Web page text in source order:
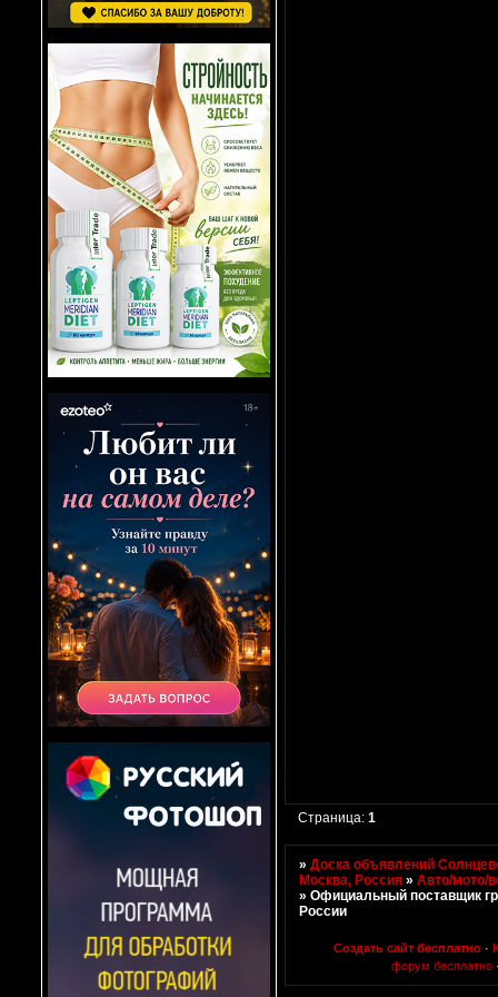
Страница:1
»Доска объявлений
Москва, Россия »Авто/мото/
»Официальный поставщик
России
Создать сайт бесплатно ·
форум бесплатно